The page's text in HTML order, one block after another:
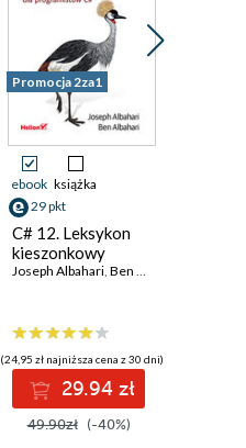
Promocja 2za1
ebook książka
29 pkt
C# 12. Leksykon
kieszonkowy
Joseph Albahari Ben Albahari
(24,95 zł najniższa cena z 30 dni)
29.94 zł
49.90zł (-40%)